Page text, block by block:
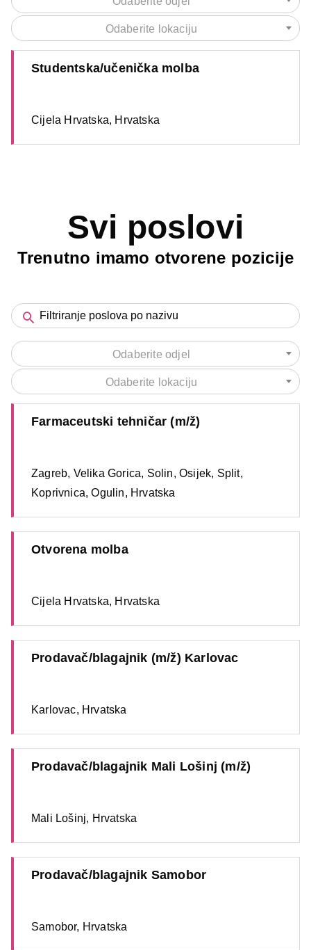
Odaberite lokaciju
Studentska/učenička molba
Cijela Hrvatska, Hrvatska
Svi poslovi
Trenutno imamo otvorene pozicije
Odaberite odjel
Odaberite lokaciju
Farmaceutski tehničar (m/ž)
Zagreb, Velika Gorica, Solin, Osijek, Split,
Koprivnica, Ogulin, Hrvatska
Otvorena molba
Cijela Hrvatska, Hrvatska
Prodavač/blagajnik (m/ž) Karlovac
Karlovac, Hrvatska
Prodavač/blagajnik Mali Lošinj (m/ž)
Mali Lošinj, Hrvatska
Prodavač/blagajnik Samobor
Samobor, Hrvatska